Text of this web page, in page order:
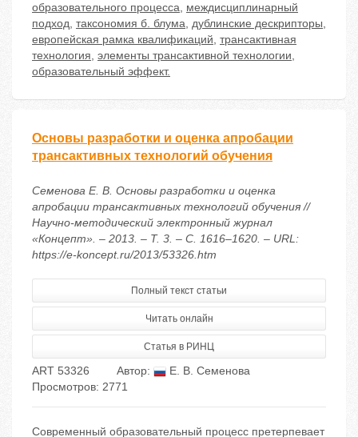
образовательного процесса, междисциплинарный
подход, таксономия б. блума, дублинские дескрипторы,
европейская рамка квалификаций, трансактивная
технология, элементы трансактивной технологии,
образовательный эффект.
Основы разработки и оценка апробации
трансактивных технологий обучения
Семенова Е. В. Основы разработки и оценка
апробации трансактивных технологий обучения //
Научно-методический электронный журнал
«Концепт». – 2013. – Т. 3. – С. 1616–1620. – URL:
https://e-koncept.ru/2013/53326.htm
Полный текст статьи
Читать онлайн
Статья в РИНЦ
ART 53326 Автор:
Е. В. Семенова
Просмотров: 2771
Современный образовательный процесс претерпевает